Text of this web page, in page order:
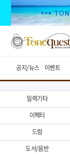
공지/뉴스 이벤트
일렉기타
이펙터
드럼
도서/음반